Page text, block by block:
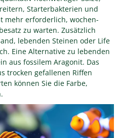
Starterbakterien und
mehr erforderlich, wochen-
zu warten. Zusätzlich
lebenden Steinen oder Life
Eine Alternative zu lebenden
aus fossilem Aragonit. Das
trocken gefallenen Riffen
können Sie die Farbe,